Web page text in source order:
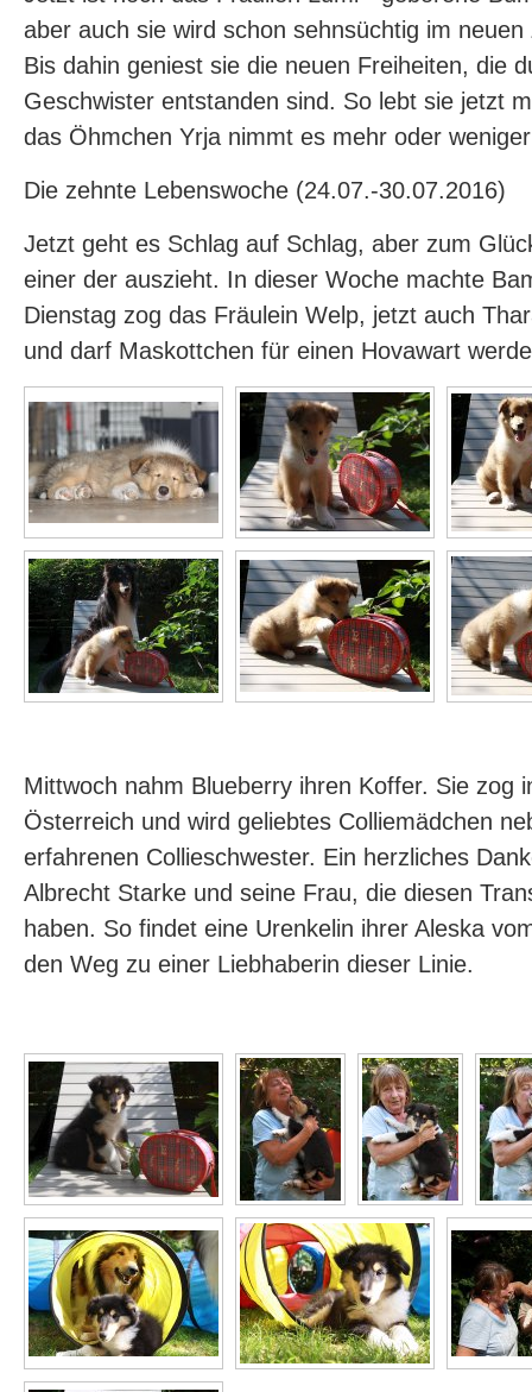
aber auch sie wird schon sehnsüchtig im
Bis dahin geniest sie die neuen Freiheiten, die
Geschwister entstanden sind. So lebt sie jetzt
das Öhmchen Yrja nimmt es mehr oder
Die zehnte Lebenswoche (24.07.-30.07.2016)
Jetzt geht es Schlag auf Schlag, aber zum
einer der auszieht. In dieser Woche machte
Dienstag zog das Fräulein Welp, jetzt auch
und darf Maskottchen für einen Hovawart
Mittwoch nahm Blueberry ihren Koffer. Sie zog
Österreich und wird geliebtes Colliemädchen
erfahrenen Collieschwester. Ein herzliches
Albrecht Starke und seine Frau, die diesen
haben. So findet eine Urenkelin ihrer Aleska
den Weg zu einer Liebhaberin dieser Linie.